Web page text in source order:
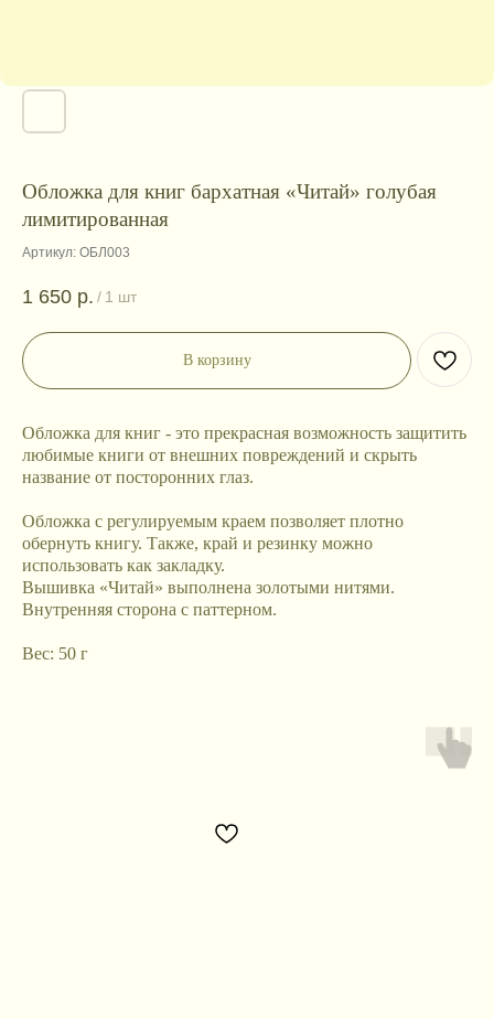
Обложка для книг бархатная «Читай» голубая
лимитированная
Артикул: ОБЛ003
1 650 р. / 1 шт
В корзину
Обложка для книг - это прекрасная возможность защитить
любимые книги от внешних повреждений и скрыть
название от посторонних глаз.
Обложка с регулируемым краем позволяет плотно
обернуть книгу. Также, край и резинку можно
использовать как закладку.
Вышивка «Читай» выполнена золотыми нитями.
Внутренняя сторона с паттерном.
Вес: 50 г